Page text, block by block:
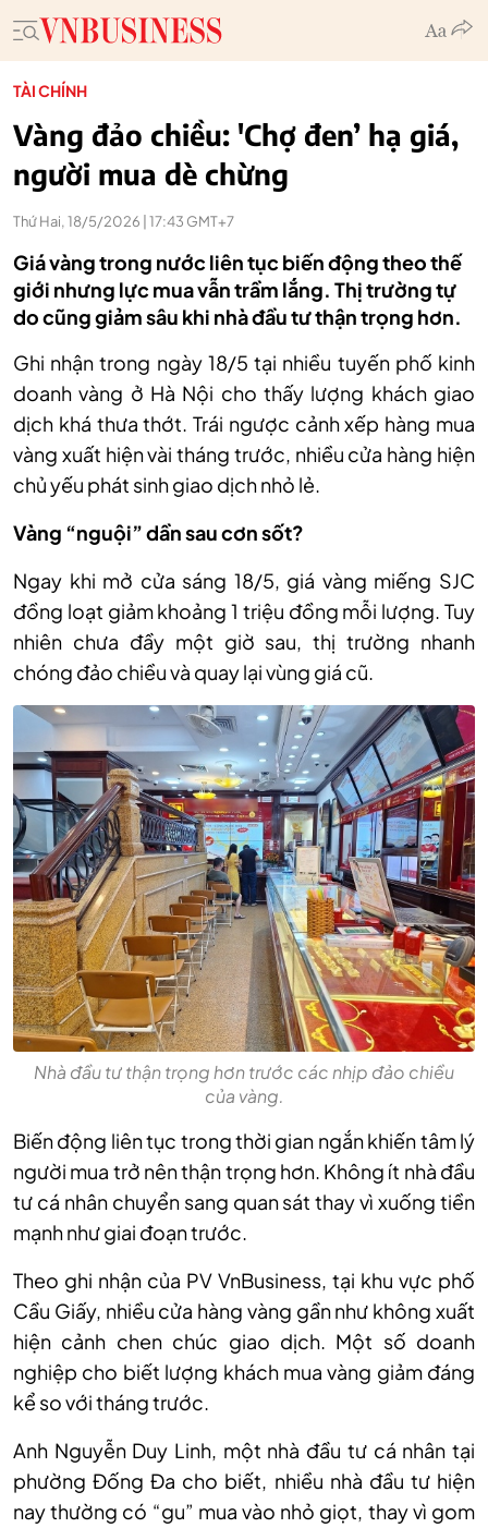
TÀI CHÍNH
Vàng đảo chiều: 'Chợ đen’ hạ giá,
người mua dè chừng
Thứ Hai, 18/5/2026 | 17:43 GMT+7
Giá vàng trong nước liên tục biến động theo thế
giới nhưng lực mua vẫn trầm lắng. Thị trường tự
do cũng giảm sâu khi nhà đầu tư thận trọng hơn.
Ghi nhận trong ngày 18/5 tại nhiều tuyến phố kinh
doanh vàng ở Hà Nội cho thấy lượng khách giao
dịch khá thưa thớt. Trái ngược cảnh xếp hàng mua
vàng xuất hiện vài tháng trước, nhiều cửa hàng hiện
chủ yếu phát sinh giao dịch nhỏ lẻ.
Vàng “nguội” dần sau cơn sốt?
Ngay khi mở cửa sáng 18/5, giá vàng miếng SJC
đồng loạt giảm khoảng 1 triệu đồng mỗi lượng. Tuy
nhiên chưa đầy một giờ sau, thị trường nhanh
chóng đảo chiều và quay lại vùng giá cũ.
Nhà đầu tư thận trọng hơn trước các nhịp đảo chiều
của vàng.
Biến động liên tục trong thời gian ngắn khiến tâm lý
người mua trở nên thận trọng hơn. Không ít nhà đầu
tư cá nhân chuyển sang quan sát thay vì xuống tiền
mạnh như giai đoạn trước.
Theo ghi nhận của PV VnBusiness, tại khu vực phố
Cầu Giấy, nhiều cửa hàng vàng gần như không xuất
hiện cảnh chen chúc giao dịch. Một số doanh
nghiệp cho biết lượng khách mua vàng giảm đáng
kể so với tháng trước.
Anh Nguyễn Duy Linh, một nhà đầu tư cá nhân tại
phường Đống Đa cho biết, nhiều nhà đầu tư hiện
nay thường có “gu” mua vào nhỏ giọt, thay vì gom